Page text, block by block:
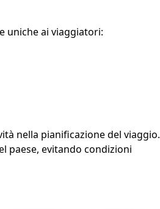
uniche ai viaggiatori:
nella pianificazione del viaggio.
paese, evitando condizioni